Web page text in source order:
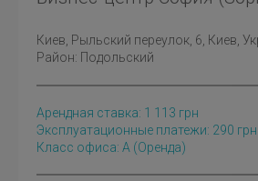
Киев , Рыльский переулок, 6, Киев,
Район: Подольский
Арендная ставка: 1 113 грн
Эксплуатационные платежи: 290 грн
Класс офиса: A (оренда)